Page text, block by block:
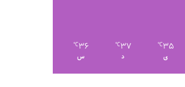
35
℃
ی
37
℃
د
36
℃
س